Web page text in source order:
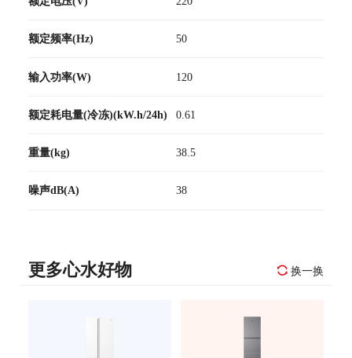
额定频率(Hz) 50
输入功率(W) 120
额定耗电量(冷冻)(kW.h/24h) 0.61
重量(kg) 38.5
噪声dB(A) 38
更多心水好物 换一换